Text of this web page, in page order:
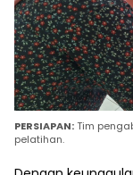
PERSIAPAN:Tim
pelatihan.